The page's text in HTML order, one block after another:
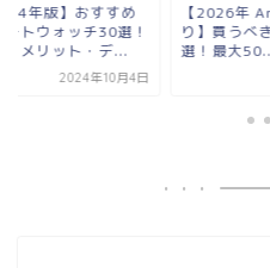
年版】おすすめ
ートウォッチ30選！
・メリット・デ...
2024年10月4日
【2026年
り】買うべ
選！最大